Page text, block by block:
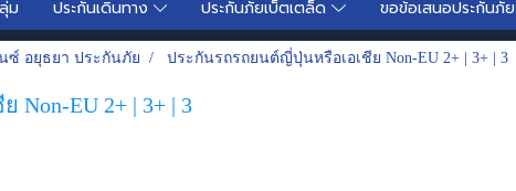
ม ประกันเดินทาง ประกันภัยเบ็ตเตล็ด ขอข้อเสนอประกันภัย
ซ์ อยุธยา ประกันภัย ประกันรถรถยนต์ญี่ปุ่นหรือเอเชีย Non-EU 2+ | 3+ | 3
EU 2+ | 3+ | 3